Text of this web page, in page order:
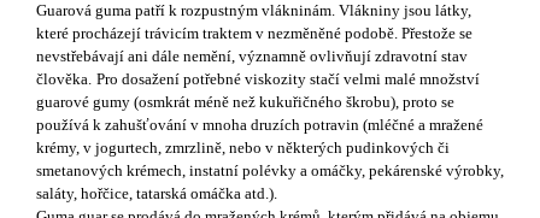
Guarová guma patří k rozpustným vlákninám. Vlákniny jsou látky,
které procházejí trávicím traktem v nezměněné podobě. Přestože se
nevstřebávají ani dále nemění, významně ovlivňují zdravotní stav
člověka. Pro dosažení potřebné viskozity stačí velmi malé množství
guarové gumy (osmkrát méně než kukuřičného škrobu), proto se
používá k zahušťování v mnoha druzích potravin (mléčné a mražené
krémy, v jogurtech, zmrzlině, nebo v některých pudinkových či
smetanových krémech, instatní polévky a omáčky, pekárenské výrobky,
saláty, hořčice, tatarská omáčka atd.).